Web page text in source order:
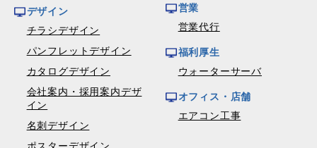
デザイン
チラシデザイン
パンフレットデザイン
カタログデザイン
会社案内・採用案内デザ
イン
名刺デザイン
営業
営業代行
福利厚生
ウォーターサーバ
オフィス・店舗
エアコン工事